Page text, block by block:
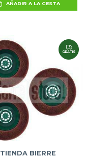
AÑADIR A LA CESTA
GRATIS
TIENDA BIERRE